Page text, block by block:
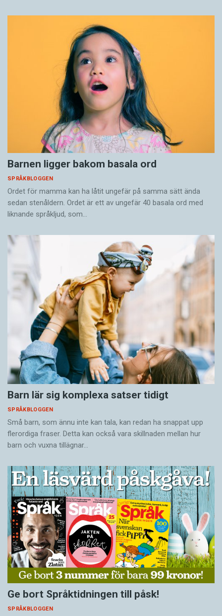
Barnen ligger bakom basala ord
SPRÅKBLOGGEN
Ordet för mamma kan ha låtit ungefär på samma sätt ända
sedan stenåldern. Ordet är ett av ungefär 40 basala ord med
liknande språkljud, som…
Barn lär sig komplexa satser tidigt
SPRÅKBLOGGEN
Små barn, som ännu inte kan tala, kan redan ha snappat upp
flerordiga fraser. Detta kan också vara skillnaden mellan hur
barn och vuxna tillägnar…
Ge bort Språktidningen till påsk!
SPRÅKBLOGGEN